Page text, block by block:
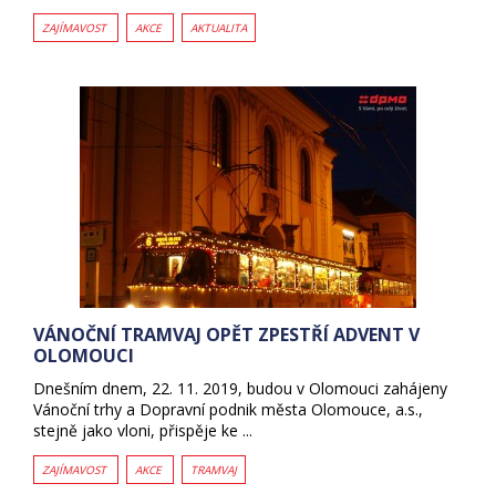
ZAJÍMAVOST AKCE AKTUALITA
VÁNOČNÍ TRAMVAJ OPĚT ZPESTŘÍ ADVENT V
OLOMOUCI
Dnešním dnem, 22. 11. 2019, budou v Olomouci zahájeny
Vánoční trhy a Dopravní podnik města Olomouce, a.s.,
stejně jako vloni, přispěje ke ...
ZAJÍMAVOST AKCE TRAMVAJ